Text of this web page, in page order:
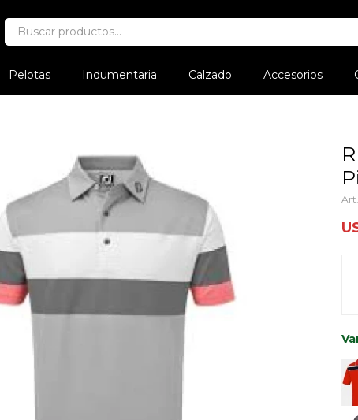
Pelotas Indumentaria Calzado Accesorios